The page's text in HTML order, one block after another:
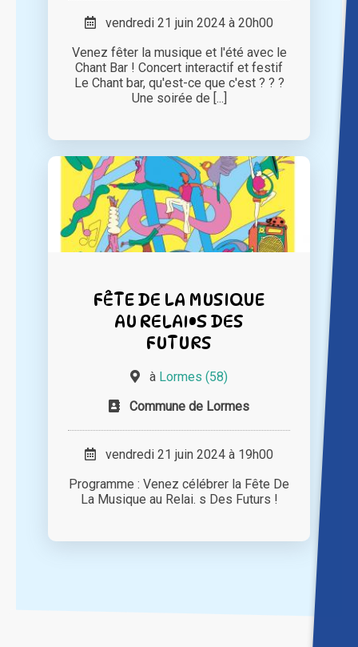
vendredi 21 juin 2024 à 20h00
Venez fêter la musique et l'été avec le
Chant Bar ! Concert interactif et festif
Le Chant bar, qu'est-ce que c'est ? ? ?
Une soirée de [...]
FÊTE DE LA MUSIQUE
AU RELAI•S DES
FUTURS
à Lormes (58)
Commune de Lormes
vendredi 21 juin 2024 à 19h00
Programme : Venez célébrer la Fête De
La Musique au Relai. s Des Futurs !